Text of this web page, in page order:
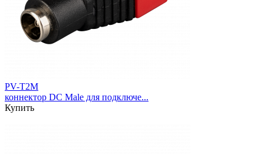
PV-T2M
коннектор DC Male для подключе...
Купить